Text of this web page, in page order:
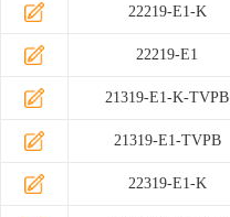
22219-E1-K
22219-E1
21319-E1-K-TVPB
21319-E1-TVPB
22319-E1-K